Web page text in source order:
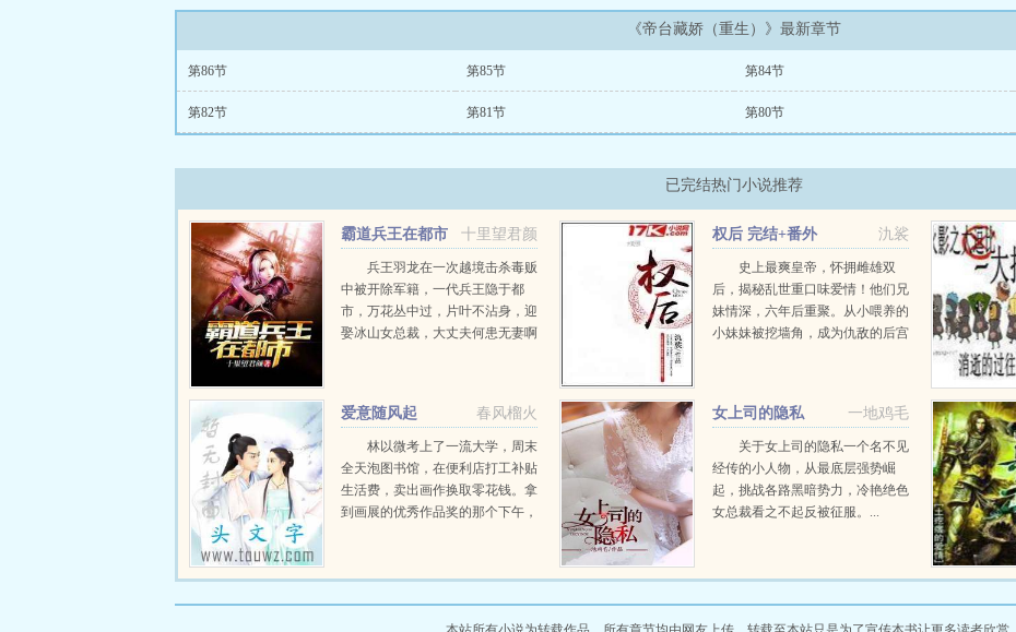
《帝台藏娇（重生）》最新章节
第86节 第85节 第84节
第82节 第81节 第80节
已完结热门小说推荐
十里望君颜
霸道兵王在都市
兵王羽龙在一次越境击杀毒贩
中被开除军籍，一代兵王隐于都
市，万花丛中过，片叶不沾身，迎
娶冰山女总裁，大丈夫何患无妻啊
氿裟
权后 完结+番外
史上最爽皇帝，怀拥雌雄双
后，揭秘乱世重口味爱情！他们兄
妹情深，六年后重聚。从小喂养的
小妹妹被挖墙角，成为仇敌的后宫
春风榴火
爱意随风起
林以微考上了一流大学，周末
全天泡图书馆，在便利店打工补贴
生活费，卖出画作换取零花钱。拿
到画展的优秀作品奖的那个下午，
花般纯美。美食街，学长给她点了
一地鸡毛
女上司的隐私
关于女上司的隐私一个名不见
经传的小人物，从最底层强势崛
起，挑战各路黑暗势力，冷艳绝色
女总裁看之不起反被征服。...